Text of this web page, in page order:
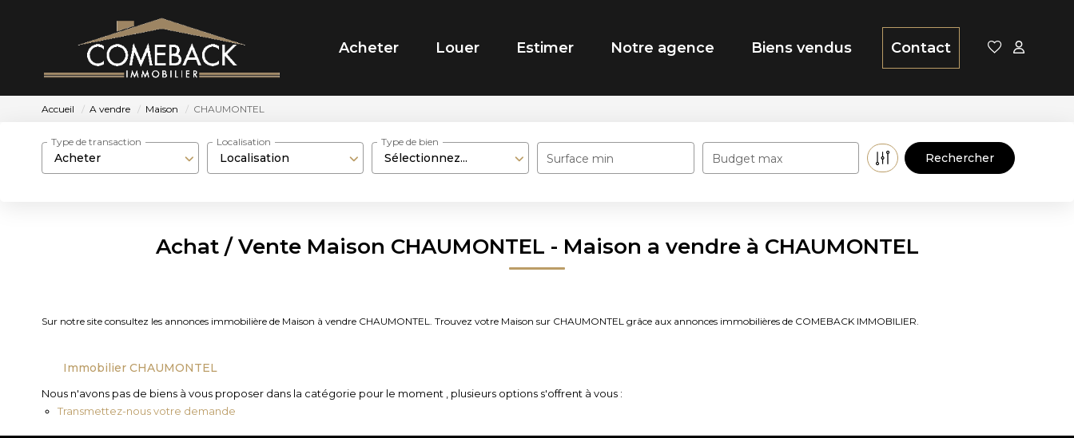
Acheter Louer Estimer Notre agence Biens vendus Contact
Accueil A vendre Maison CHAUMONTEL
Acheter
Type de transaction
Localisation
Localisation
Sélectionnez...
Type de bien
Surface min Budget max
Achat / Vente Maison CHAUMONTEL - Maison a vendre à CHAUMONTEL
Sur notre site consultez les annonces immobilière de Maison à vendre CHAUMONTEL. Trouvez votre Maison sur CHAUMONTEL grâce aux annonces immobilières de COMEBACK IMMOBILIER.
Immobilier CHAUMONTEL
Nous n'avons pas de biens à vous proposer dans la catégorie pour le moment , plusieurs options s'offrent à vous :
Transmettez-nous votre demande